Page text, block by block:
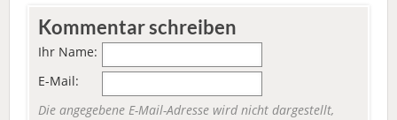
Kommentar schreiben
Ihr Name:
E-Mail:
Die angegebene E-Mail-Adresse wird nicht dargestellt,